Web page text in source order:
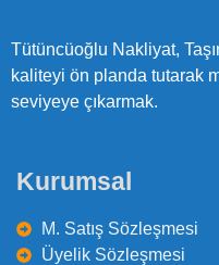
Tütüncüoğlu Nakliyat,
kaliteyi ön planda tutarak
seviyeye çıkarmak.
Kurumsal
M. Satış Sözleşmesi
Üyelik Sözleşmesi